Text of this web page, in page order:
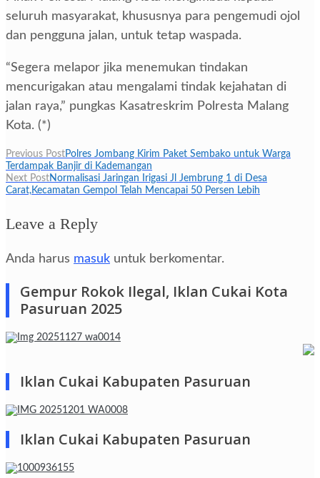
seluruh masyarakat, khususnya para pengemudi ojol
dan pengguna jalan, untuk tetap waspada.
“Segera melapor jika menemukan tindakan
mencurigakan atau mengalami tindak kejahatan di
jalan raya,” pungkas Kasatreskrim Polresta Malang
Kota. (*)
Navigasi
pos
Previous PostPolres Jombang Kirim Paket Sembako untuk Warga
Terdampak Banjir di Kademangan
Next PostNormalisasi Jaringan Irigasi Jl Jembrung 1 di Desa
Carat,Kecamatan Gempol Telah Mencapai 50 Persen Lebih
Leave a Reply
Anda harus masuk untuk berkomentar.
Gempur Rokok Ilegal, Iklan Cukai Kota
Pasuruan 2025
Iklan Cukai Kabupaten Pasuruan
Iklan Cukai Kabupaten Pasuruan